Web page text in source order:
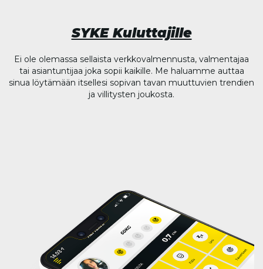
SYKE Kuluttajille
Ei ole olemassa sellaista verkkovalmennusta, valmentajaa
tai asiantuntijaa joka sopii kaikille. Me haluamme auttaa
sinua löytämään itsellesi sopivan tavan muuttuvien trendien
ja villitysten joukosta.